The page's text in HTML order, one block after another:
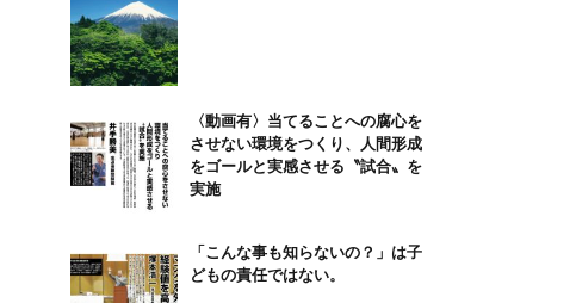
〈動画有〉当てることへの腐心を
させない環境をつくり、人間形成
をゴールと実感させる〝試合〟を
実施
「こんな事も知らないの？」は子
どもの責任ではない。